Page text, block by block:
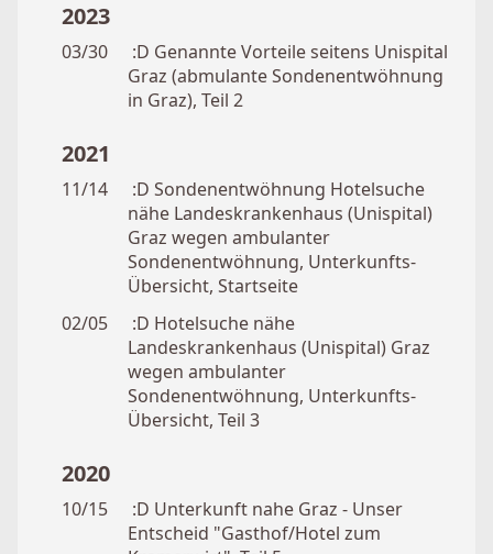
2023
03/30
:D Genannte Vorteile seitens Unispital
Graz (abmulante Sondenentwöhnung
in Graz), Teil 2
2021
11/14
:D Sondenentwöhnung Hotelsuche
nähe Landeskrankenhaus (Unispital)
Graz wegen ambulanter
Sondenentwöhnung, Unterkunfts-
Übersicht, Startseite
02/05
:D Hotelsuche nähe
Landeskrankenhaus (Unispital) Graz
wegen ambulanter
Sondenentwöhnung, Unterkunfts-
Übersicht, Teil 3
2020
10/15
:D Unterkunft nahe Graz - Unser
Entscheid "Gasthof/Hotel zum